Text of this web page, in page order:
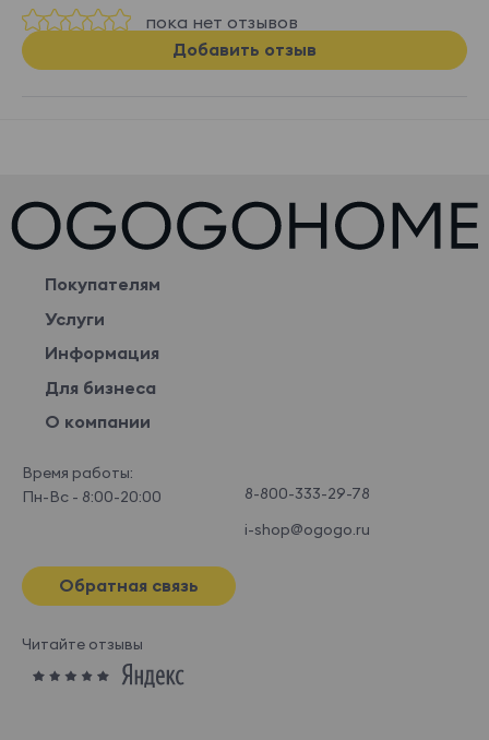
пока нет отзывов
Добавить отзыв
Покупателям
Услуги
Информация
Для бизнеса
О компании
Время работы:
Пн-Вс - 8:00-20:00
8-800-333-29-78
i-shop@ogogo.ru
Обратная связь
Читайте отзывы